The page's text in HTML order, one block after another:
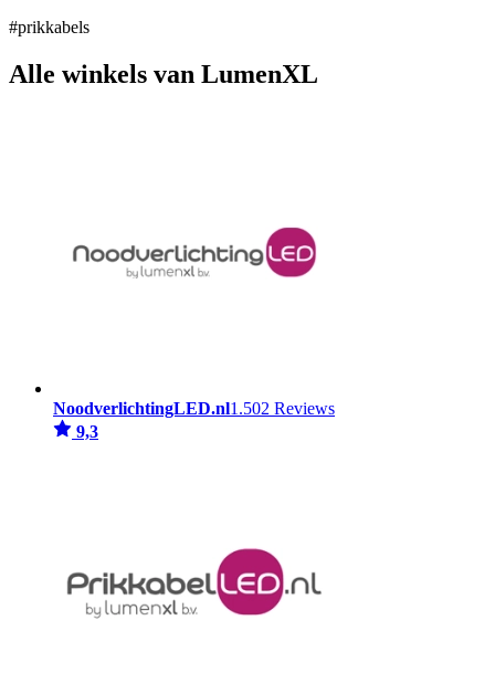
#prikkabels
Alle winkels van LumenXL
NoodverlichtingLED.nl1.502 Reviews
9,3